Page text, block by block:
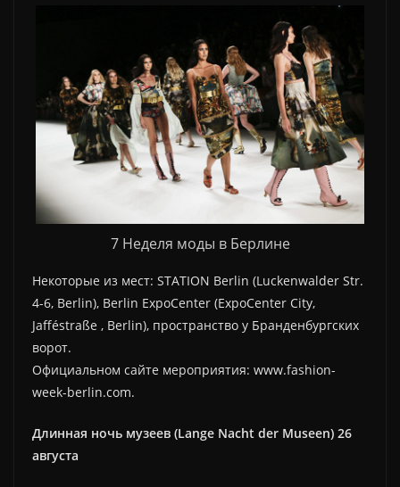
7 Неделя моды в Берлине
Некоторые из мест: STATION Berlin (Luckenwalder Str.
4-6, Berlin), Berlin ExpoCenter (ExpoCenter City,
Jafféstraße , Berlin), пространство у Бранденбургских
ворот.
Официальном сайте мероприятия: www.fashion-
week-berlin.com.
Длинная ночь музеев (Lange Nacht der Museen) 26
августа